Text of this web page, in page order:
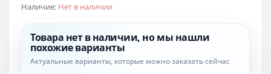
Наличие: Нет в наличии
Товара нет в наличии, но мы нашли
похожие варианты
Актуальные варианты, которые можно заказать сейчас